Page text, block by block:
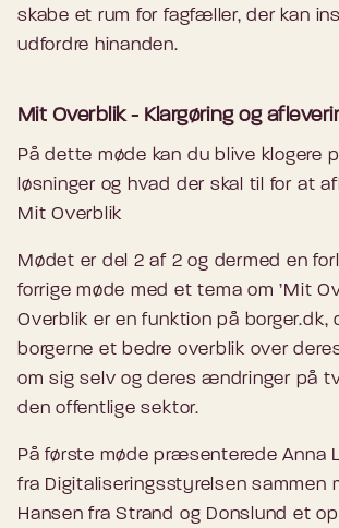
skabe et rum for fagfæller, der kan
udfordre hinanden.
Mit Overblik - Klargøring og
På dette møde kan du blive klogere
løsninger og hvad der skal til for at
Mit Overblik
Mødet er del 2 af 2 og dermed en
forrige møde med et tema om ’Mit
Overblik er en funktion på borger.dk,
borgerne et bedre overblik over
om sig selv og deres ændringer på
den offentlige sektor.
På første møde præsenterede Anna
fra Digitaliseringsstyrelsen sammen
Hansen fra Strand og Donslund et